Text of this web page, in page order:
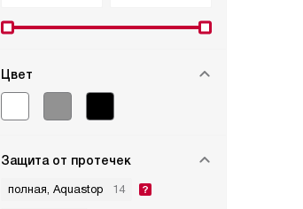
Цвет
Защита от протечек
полная, Aquastop 14